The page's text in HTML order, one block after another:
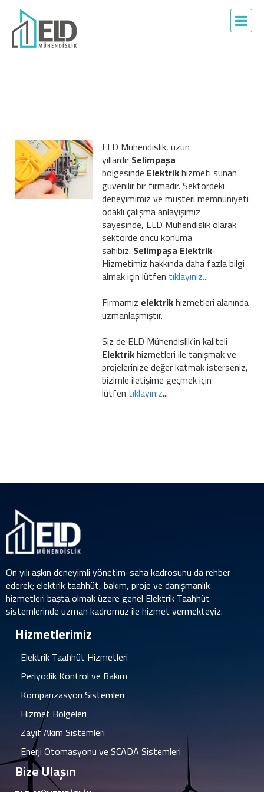
ELD Mühendislik, uzun
yıllardır Selimpaşa
bölgesinde Elektrikhizmeti sunan
güvenilir bir firmadır. Sektördeki
deneyimimiz ve müşteri memnuniyeti
odaklı çalışma anlayışımız
sayesinde, ELD Mühendislik olarak
sektörde öncü konuma
sahibiz. Selimpaşa Elektrik
Hizmetimiz hakkında daha fazla bilgi
almak için lütfen tıklayınız...
Firmamız elektrikhizmetleri alanında
uzmanlaşmıştır.
Siz de ELD Mühendislik'in kaliteli
Elektrikhizmetleri ile tanışmak ve
projelerinize değer katmak isterseniz,
bizimle iletişime geçmek için
lütfen tıklayınız...
On yılı aşkın deneyimli yönetim-saha kadrosunu da rehber
ederek; elektrik taahhüt, bakım, proje ve danışmanlık
hizmetleri başta olmak üzere genel Elektrik Taahhüt
sistemlerinde uzman kadromuz ile hizmet vermekteyiz.
Hizmetlerimiz
Elektrik Taahhüt Hizmetleri
Periyodik Kontrol ve Bakım
Kompanzasyon Sistemleri
Hizmet Bölgeleri
Zayıf Akım Sistemleri
Enerji Otomasyonu ve SCADA Sistemleri
Bize Ulaşın